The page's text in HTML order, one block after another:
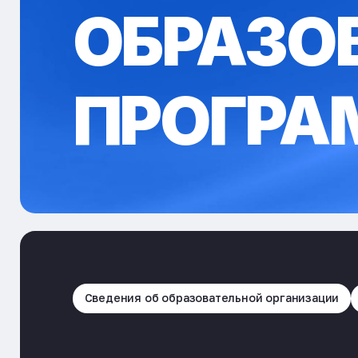
Сведения об образовательной организации